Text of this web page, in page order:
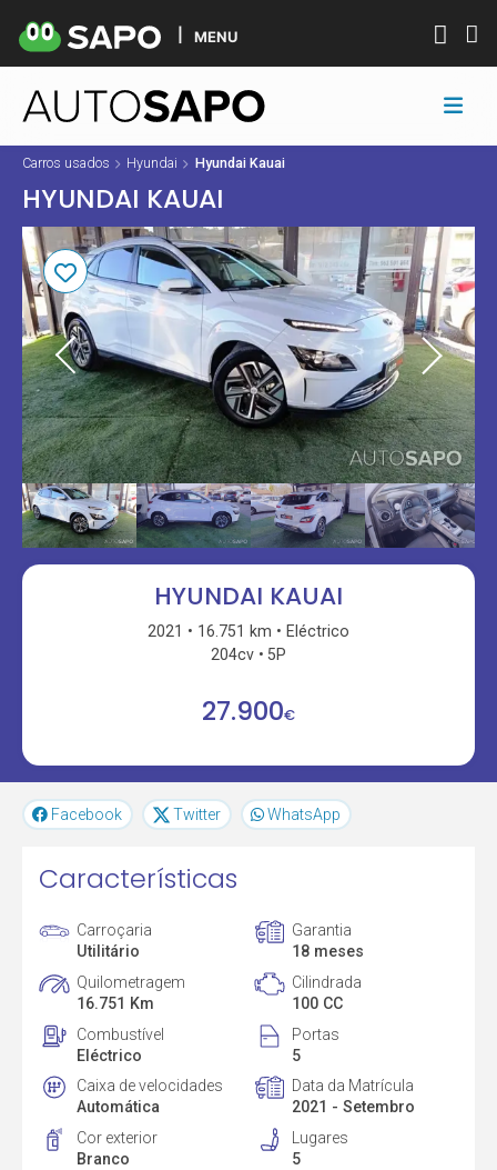
MENU
Carros usados Hyundai Hyundai Kauai
HYUNDAI KAUAI
HYUNDAI KAUAI
2021 16.751 km
Eléctrico
204cv
5P
27.900€
Facebook Twitter WhatsApp
Características
Carroçaria
Utilitário
Garantia
18 meses
Quilometragem
16.751 Km
Cilindrada
100 CC
Combustível
Eléctrico
Portas
5
Caixa de velocidades
Automática
Data da Matrícula
2021 - Setembro
Cor exterior
Branco
Lugares
5